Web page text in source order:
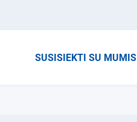
SUSISIEKTI SU MUMIS